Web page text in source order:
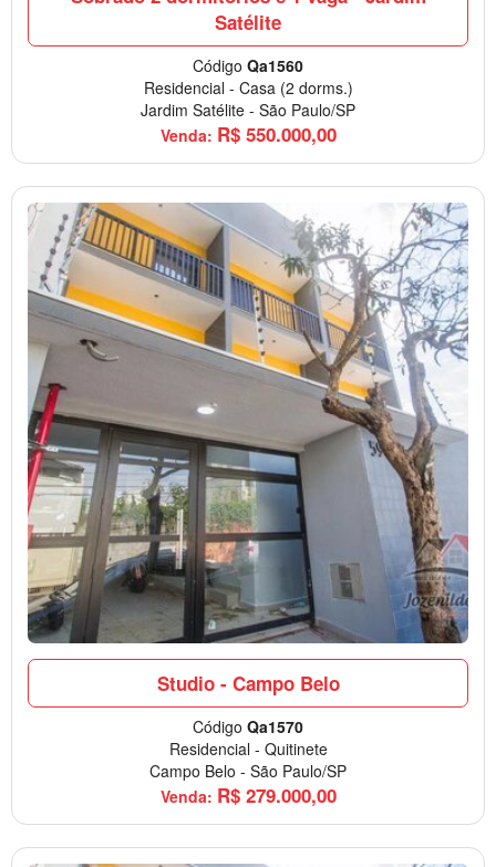
Satélite
Código Qa1560
Residencial - Casa (2 dorms.)
Jardim Satélite - São Paulo/SP
Venda: R$ 550.000,00
Studio - Campo Belo
Código Qa1570
Residencial - Quitinete
Campo Belo - São Paulo/SP
Venda: R$ 279.000,00